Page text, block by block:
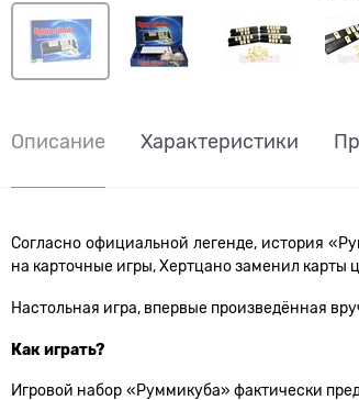
Описание Характеристики
Согласно официальной легенде, история
на карточные игры, Хертцано заменил
Настольная игра, впервые произведённая
Как играть?
Игровой набор «Руммикуба» фактически